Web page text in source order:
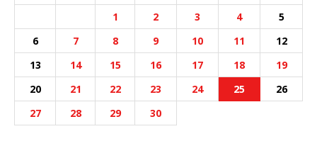
1 2 3 4
5
6
7 8 9 10 11
12
13
14 15 16 17 18
19
20
21 22 23 24 25
26
27
28 29 30